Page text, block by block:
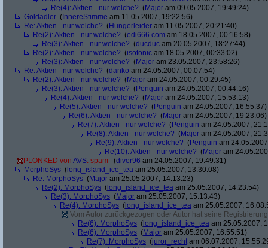
Re(4): Aktien - nur welche? (Major am 09.05.2007, 19:49:24)
Goldadler ( InnereStimme am 11.05.2007, 19:22:56)
Re: Aktien - nur welche? (Hungerleider am 11.05.2007, 20:21:40)
Re(2): Aktien - nur welche? (edi666.com am 18.05.2007, 00:16:58)
Re(3): Aktien - nur welche? (ducduc am 20.05.2007, 18:27:44)
Re(2): Aktien - nur welche? (isotonic am 18.05.2007, 00:33:02)
Re(3): Aktien - nur welche? (Major am 23.05.2007, 23:58:26)
Re: Aktien - nur welche? (danko am 24.05.2007, 00:07:54)
Re(2): Aktien - nur welche? (Major am 24.05.2007, 00:29:45)
Re(3): Aktien - nur welche? (Penguin am 24.05.2007, 00:44:16)
Re(4): Aktien - nur welche? (Major am 24.05.2007, 15:53:13)
Re(5): Aktien - nur welche? (Penguin am 24.05.2007, 16:55:37)
Re(6): Aktien - nur welche? (Major am 24.05.2007, 19:23:06)
Re(7): Aktien - nur welche? (Penguin am 24.05.2007,
Re(8): Aktien - nur welche? (Major am 24.05.2007,
Re(9): Aktien - nur welche? (Penguin am
Re(10): Aktien - nur welche? (Major am
PLONKED von AVS: spam (diver96 am 24.05.2007, 19:49:31)
MorphoSys ( long_island_ice_tea am 25.05.2007, 13:30:08)
Re: MorphoSys (Major am 25.05.2007, 14:13:23)
Re(2): MorphoSys ( long_island_ice_tea am 25.05.2007, 14:23:54)
Re(3): MorphoSys (Major am 25.05.2007, 15:13:43)
Re(4): MorphoSys ( long_island_ice_tea am 25.05.2007,
Vom Autor zurückgezogen oder Autor hat seine
Re(6): MorphoSys ( long_island_ice_tea am 25.05.2007,
Re(6): MorphoSys (Major am 25.05.2007, 16:55:51)
Re(7): MorphoSys (juror_recht am 06.07.2007,